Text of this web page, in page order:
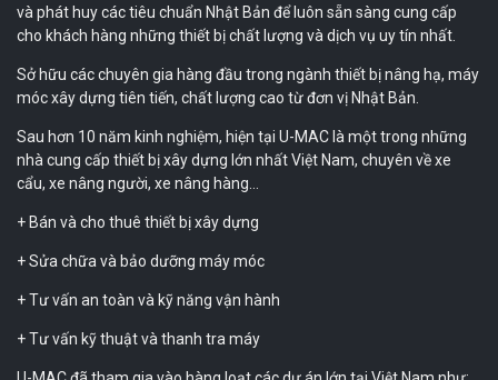
và phát huy các tiêu chuẩn Nhật Bản để luôn sẵn sàng cung cấp
cho khách hàng những thiết bị chất lượng và dịch vụ uy tín nhất.
Sở hữu các chuyên gia hàng đầu trong ngành thiết bị nâng hạ, máy
móc xây dựng tiên tiến, chất lượng cao từ đơn vị Nhật Bản.
Sau hơn 10 năm kinh nghiệm, hiện tại U-MAC là một trong những
nhà cung cấp thiết bị xây dựng lớn nhất Việt Nam, chuyên về xe
cẩu, xe nâng người, xe nâng hàng…
+ Bán và cho thuê thiết bị xây dựng
+ Sửa chữa và bảo dưỡng máy móc
+ Tư vấn an toàn và kỹ năng vận hành
+ Tư vấn kỹ thuật và thanh tra máy